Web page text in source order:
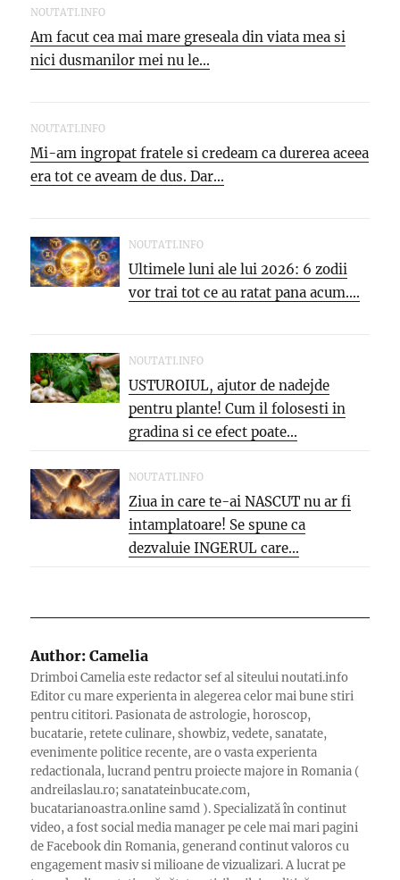
NOUTATI.INFO
Am facut cea mai mare greseala din viata mea si
nici dusmanilor mei nu le...
NOUTATI.INFO
Mi-am ingropat fratele si credeam ca durerea aceea
era tot ce aveam de dus. Dar...
NOUTATI.INFO
Ultimele luni ale lui 2026: 6 zodii
vor trai tot ce au ratat pana acum....
NOUTATI.INFO
USTUROIUL, ajutor de nadejde
pentru plante! Cum il folosesti in
gradina si ce efect poate...
NOUTATI.INFO
Ziua in care te-ai NASCUT nu ar fi
intamplatoare! Se spune ca
dezvaluie INGERUL care...
Author: Camelia
Drimboi Camelia este redactor sef al siteului noutati.info
Editor cu mare experienta in alegerea celor mai bune stiri
pentru cititori. Pasionata de astrologie, horoscop,
bucatarie, retete culinare, showbiz, vedete, sanatate,
evenimente politice recente, are o vasta experienta
redactionala, lucrand pentru proiecte majore in Romania (
andreilaslau.ro; sanatateinbucate.com,
bucatarianoastra.online samd ). Specializată în continut
video, a fost social media manager pe cele mai mari pagini
de Facebook din Romania, generand continut valoros cu
engagement masiv si milioane de vizualizari. A lucrat pe